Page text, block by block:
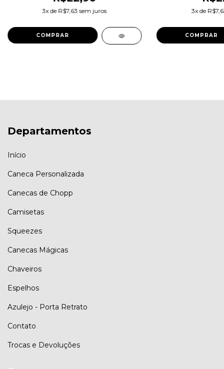
3x de R$7,63 sem juros 3x de
Departamentos
Início
Caneca Personalizada
Canecas de Chopp
Camisetas
Squeezes
Canecas Mágicas
Chaveiros
Espelhos
Azulejo - Porta Retrato
Contato
Trocas e Devoluções